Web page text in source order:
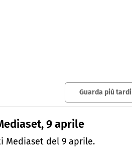
Guarda più tardi
9 aprile
Mediaset del 9 aprile.